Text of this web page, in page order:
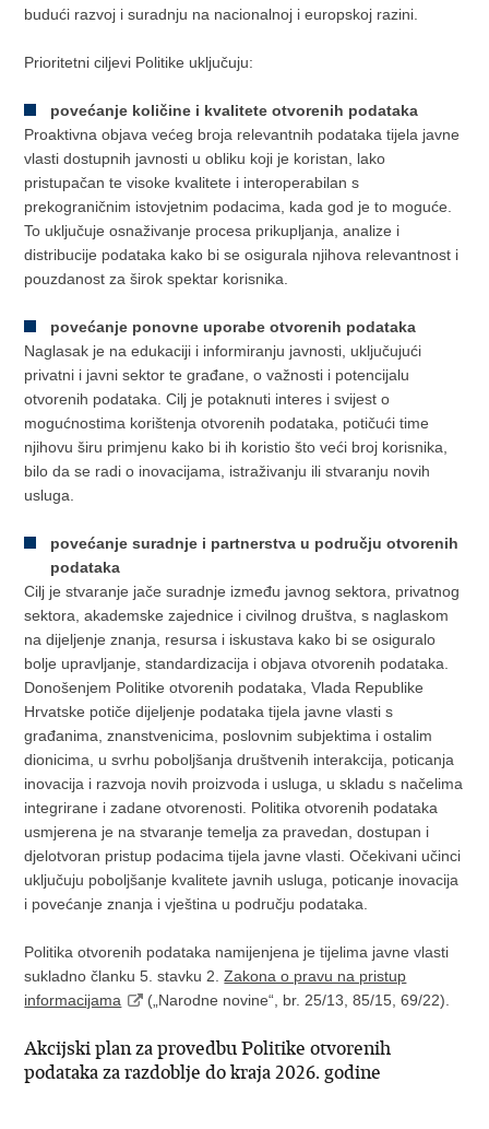
budući razvoj i suradnju na nacionalnoj i europskoj razini.
Prioritetni ciljevi Politike uključuju:
povećanje količine i kvalitete otvorenih podataka
Proaktivna objava većeg broja relevantnih podataka tijela javne
vlasti dostupnih javnosti u obliku koji je koristan, lako
pristupačan te visoke kvalitete i interoperabilan s
prekograničnim istovjetnim podacima, kada god je to moguće.
To uključuje osnaživanje procesa prikupljanja, analize i
distribucije podataka kako bi se osigurala njihova relevantnost i
pouzdanost za širok spektar korisnika.
povećanje ponovne uporabe otvorenih podataka
Naglasak je na edukaciji i informiranju javnosti, uključujući
privatni i javni sektor te građane, o važnosti i potencijalu
otvorenih podataka. Cilj je potaknuti interes i svijest o
mogućnostima korištenja otvorenih podataka, potičući time
njihovu širu primjenu kako bi ih koristio što veći broj korisnika,
bilo da se radi o inovacijama, istraživanju ili stvaranju novih
usluga.
povećanje suradnje i partnerstva u području otvorenih
podataka
Cilj je stvaranje jače suradnje između javnog sektora, privatnog
sektora, akademske zajednice i civilnog društva, s naglaskom
na dijeljenje znanja, resursa i iskustava kako bi se osiguralo
bolje upravljanje, standardizacija i objava otvorenih podataka.
Donošenjem Politike otvorenih podataka, Vlada Republike
Hrvatske potiče dijeljenje podataka tijela javne vlasti s
građanima, znanstvenicima, poslovnim subjektima i ostalim
dionicima, u svrhu poboljšanja društvenih interakcija, poticanja
inovacija i razvoja novih proizvoda i usluga, u skladu s načelima
integrirane i zadane otvorenosti. Politika otvorenih podataka
usmjerena je na stvaranje temelja za pravedan, dostupan i
djelotvoran pristup podacima tijela javne vlasti. Očekivani učinci
uključuju poboljšanje kvalitete javnih usluga, poticanje inovacija
i povećanje znanja i vještina u području podataka.
Politika otvorenih podataka namijenjena je tijelima javne vlasti
sukladno članku 5. stavku 2.Zakona o pravu na pristup
informacijama
(„Narodne novine“, br. 25/13, 85/15, 69/22).
Akcijski plan za provedbu Politike otvorenih
podataka za razdoblje do kraja 2026. godine